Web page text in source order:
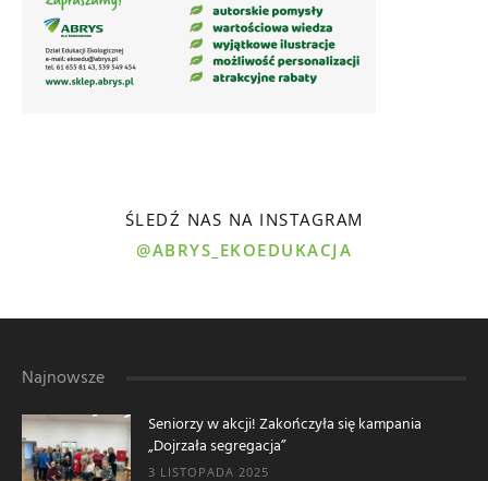
ŚLEDŹ NAS NA INSTAGRAM
@ABRYS_EKOEDUKACJA
Najnowsze
Seniorzy w akcji! Zakończyła się kampania
„Dojrzała segregacja”
3 LISTOPADA 2025